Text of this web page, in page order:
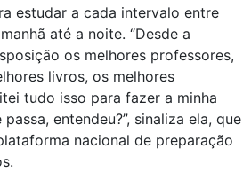
estudar a cada intervalo entre
até a noite. “Desde a
os melhores professores,
livros, os melhores
tudo isso para fazer a minha
entendeu?”, sinaliza ela, que
nacional de preparação